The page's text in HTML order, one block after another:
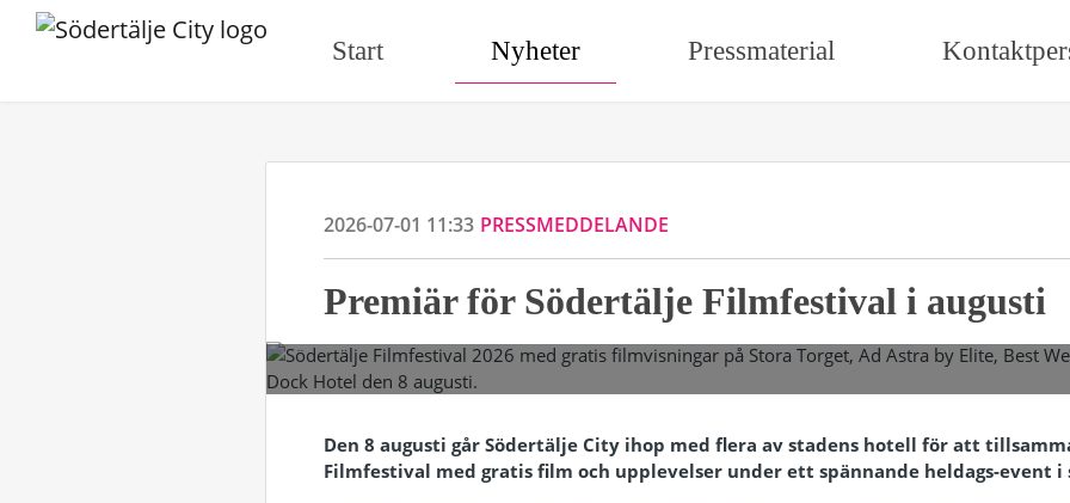
Start Nyheter Pressmaterial
2026-07-01 11:33 PRESSMEDDELANDE
Premiär för Södertälje Filmfestival i augusti
Den 8 augusti går Södertälje City ihop med flera av stadens hotell för att
Filmfestival med gratis film och upplevelser under ett spännande heldags-event i